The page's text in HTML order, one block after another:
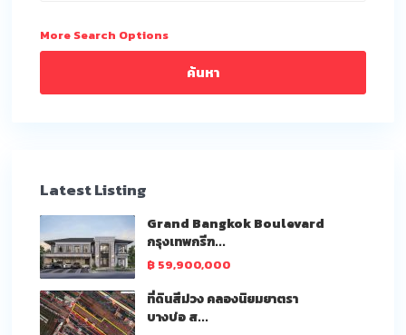
More Search Options
ค้นหา
Latest Listing
Grand Bangkok Boulevard
กรุงเทพกรีฑ...
฿ 59,900,000
ที่ดินสีม่วง คลองนิยมยาตรา
บางบ่อ ส...